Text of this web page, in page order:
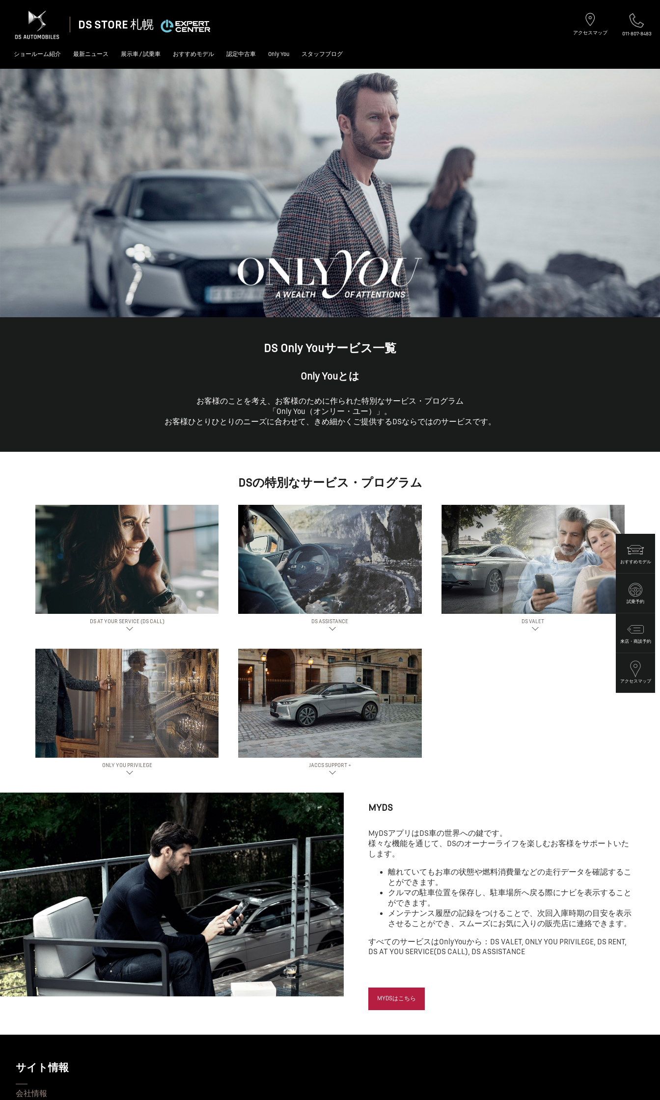
DS STORE 札幌
アクセスマップ 011-807-8483
ショールーム紹介 最新ニュース 展示車 / 試乗車 おすすめモデル 認定中古車 Only You スタッフブログ
おすすめモデル
試乗予約
来店・商談予約
アクセスマップ
DS Only Youサービス一覧
Only Youとは
お客様のことを考え、お客様のために作られた特別なサービス・プログラム
「Only You（オンリー・ユー）」。
お客様ひとりひとりのニーズに合わせて、
きめ細かくご提供するDSならではのサービスです。
DSの特別なサービス・プログラム
DS AT YOUR SERVICE (DS CALL) DS ASSISTANCE DS VALET
ONLY YOU PRIVILEGE JACCS SUPPORT +
MYDS
MyDSアプリはDS車の世界への鍵です。
様々な機能を通じて、DSのオーナーライフを楽しむお客様をサポートいた
します。
離れていてもお車の状態や燃料消費量などの走行データを確認するこ
とができます。
クルマの駐車位置を保存し、駐車場所へ戻る際にナビを表示すること
ができます。
メンテナンス履歴の記録をつけることで、次回入庫時期の目安を表示
させることができ、スムーズにお気に入りの販売店に連絡できます。
すべてのサービスはOnlyYouから：DS VALET, ONLY YOU PRIVILEGE, DS RENT,
DS AT YOU SERVICE(DS CALL), DS ASSISTANCE
MYDSはこちら
サイト情報
会社情報